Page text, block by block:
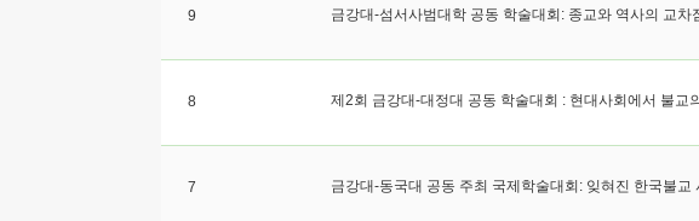
9
8
7 금강대-동국대 공동 주최 국제학술대회: 잊혀진 한국불교